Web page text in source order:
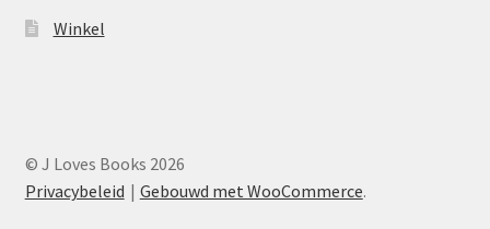
Winkel
© J Loves Books 2026
Privacybeleid
Gebouwd met WooCommerce.